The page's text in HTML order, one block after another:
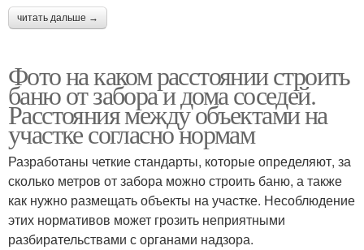
читать дальше →
Фото на каком расстоянии строить
баню от забора и дома соседей.
Расстояния между объектами на
участке согласно нормам
Разработаны четкие стандарты, которые определяют, за
сколько метров от забора можно строить баню, а также
как нужно размещать объекты на участке. Несоблюдение
этих нормативов может грозить неприятными
разбирательствами с органами надзора.